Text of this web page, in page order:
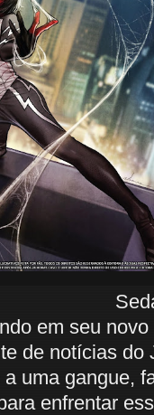
05
em seu
de notícias do
uma gangue,
enfrentar